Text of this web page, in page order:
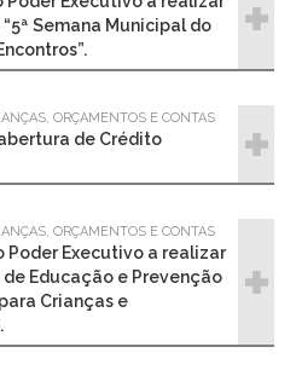
Semana Municipal do
ORÇAMENTOS E CONTAS
de Crédito
ORÇAMENTOS E CONTAS
Poder Executivo a realizar
Educação e Prevenção
Crianças e